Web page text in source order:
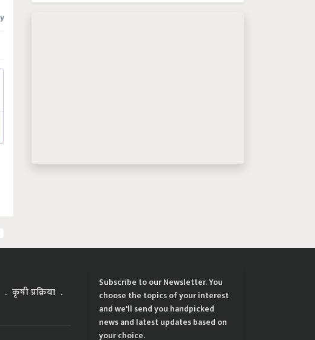
कृषी प्रक्रिया
Subscribe to our Newsletter. You
choose the topics of your interest
and we'll send you handpicked
news and latest updates based on
your choice.